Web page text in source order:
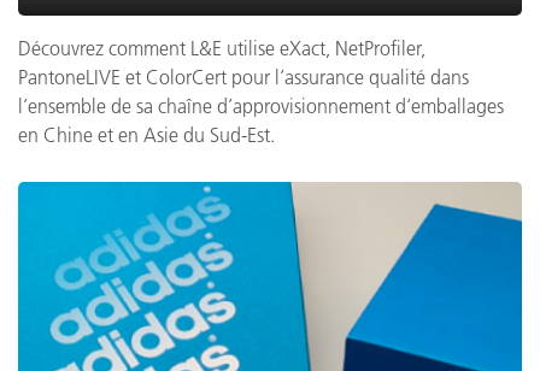
Découvrez comment L&E utilise eXact, NetProfiler,
PantoneLIVE et ColorCert pour l’assurance qualité dans
l’ensemble de sa chaîne d’approvisionnement d’emballages
en Chine et en Asie du Sud-Est.